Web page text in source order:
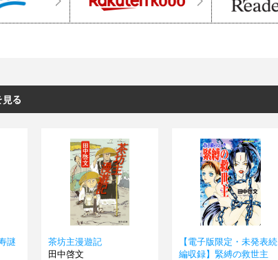
謎
茶坊主漫遊記
田中啓文
【電子版限定・未発表続
編収録】緊縛の救世主